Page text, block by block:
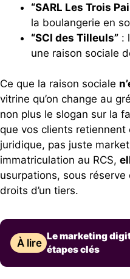
“SARL Les Trois
la boulangerie en
“SCI des Tilleuls” :
une raison sociale
Ce que la raison sociale
vitrine qu’on change au
non plus le slogan sur la
que vos clients retiennent
juridique, pas juste
immatriculation au RCS,
usurpations, sous
droits d’un tiers.
À lire
Le marketing
étapes clés